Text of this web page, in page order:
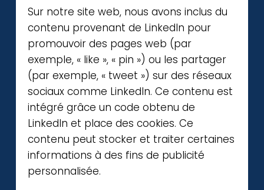
Sur notre site web, nous avons inclus du
contenu provenant de LinkedIn pour
promouvoir des pages web (par
exemple, « like », « pin ») ou les partager
(par exemple, « tweet ») sur des réseaux
sociaux comme LinkedIn. Ce contenu est
intégré grâce un code obtenu de
LinkedIn et place des cookies. Ce
contenu peut stocker et traiter certaines
informations à des fins de publicité
personnalisée.